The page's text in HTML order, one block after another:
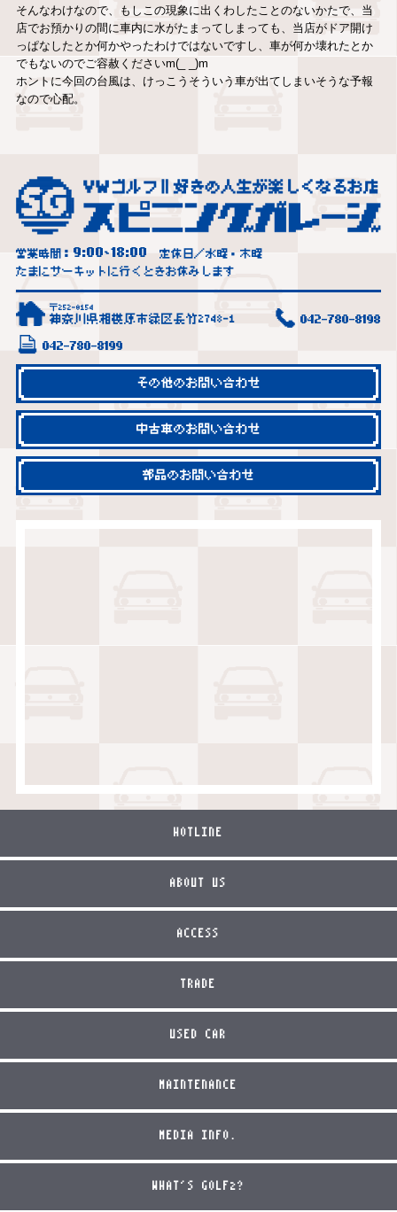
そんなわけなので、もしこの現象に出くわしたことのないかたで、当
店でお預かりの間に車内に水がたまってしまっても、当店がドア開け
っぱなしたとか何かやったわけではないですし、車が何か壊れたとか
でもないのでご容赦くださいm(_ _)m
ホントに今回の台風は、けっこうそういう車が出てしまいそうな予報
なので心配。
営業時間： 9:00~18:00
定休日／水曜・木曜
たまにサーキットに行くときお休みします
〒252-0154
神奈川県相模原市緑区長竹2748-1 042-780-8198
042-780-8199
その他のお問い合わせ
中古車のお問い合わせ
部品のお問い合わせ
HOTLINE
ABOUT US
ACCESS
TRADE
USED CAR
MAINTENANCE
MEDIA INFO.
WHAT'S GOLF2?